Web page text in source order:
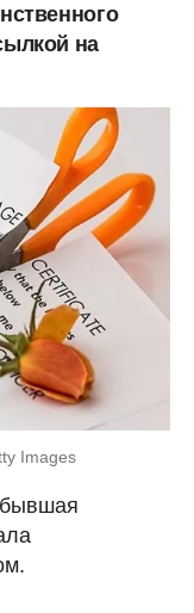
на
Images
бывшая